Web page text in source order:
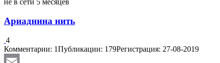
не в сети 5 месяцев
Ариаднина нить
4
Комментарии: 1Публикации: 179Регистрация: 27-08-2019